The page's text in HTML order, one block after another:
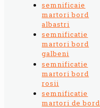
semnificaie
martori bord
albastri
semnificatie
martori bord
galbeni
semnificatie
martori bord
rosii
semnificatie
martori de bord